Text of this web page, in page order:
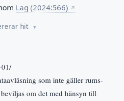
Lag (2024:566) ↗
hit
som inte gäller rums-
om det med hänsyn till